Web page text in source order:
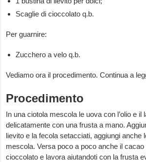
Scaglie di cioccolato q.b.
Per guarnire:
Zucchero a velo q.b.
Vediamo ora il procedimento. Continua a
Procedimento
In una ciotola mescola le uova con l’olio e il
delicatamente con una frusta a mano.
lievito e la fecola setacciati, aggiungi anche
mescola. Versa poco a poco anche il cacao
cioccolato e lavora aiutandoti con la frusta